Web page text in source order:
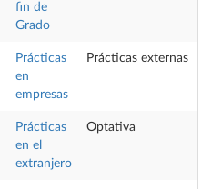
fin de
Grado
Prácticas
en
empresas
Prácticas externas
Prácticas
en el
extranjero
Optativa